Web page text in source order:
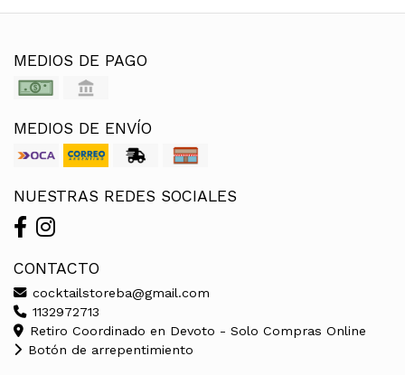
MEDIOS DE PAGO
MEDIOS DE ENVÍO
NUESTRAS REDES SOCIALES
CONTACTO
cocktailstoreba@gmail.com
1132972713
Retiro Coordinado en Devoto - Solo Compras Online
Botón de arrepentimiento